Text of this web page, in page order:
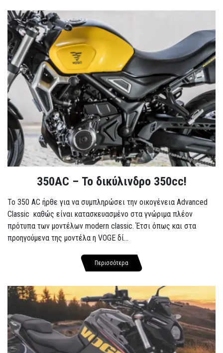
350AC – Το δικύλινδρο 350cc!
To 350 AC ήρθε για να συμπληρώσει την οικογένεια Advanced
Classic καθώς είναι κατασκευασμένο στα γνώριμα πλέον
πρότυπα των μοντέλων modern classic. Έτσι όπως και στα
προηγούμενα της μοντέλα η VOGE δί...
Περισσότερα